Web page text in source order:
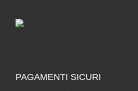
PAGAMENTI SICURI